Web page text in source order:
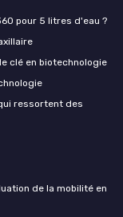
pour 5 litres d'eau ?
clé en biotechnologie
ressortent des
de la mobilité en